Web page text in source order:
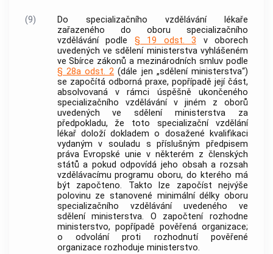
(9) Do specializačního vzdělávánílékaře
zařazeného do oboru specializačního
vzdělávánípodle § 19 odst. 3 v oborech
uvedených ve sdělení ministerstva vyhlášeném
ve Sbírce zákonů a mezinárodních smluv podle
§ 28a odst. 2 (dále jen „sdělení ministerstva“)
se započítá odborná praxe, popřípadě její část,
absolvovaná v rámci úspěšně ukončeného
specializačního vzdělávánív jiném z oborů
uvedených ve sdělení ministerstva za
předpokladu, že toto specializační vzdělání
lékař doloží dokladem o dosažené kvalifikaci
vydaným v souladu s příslušným předpisem
práva Evropské unie v některém z členských
států a pokud odpovídá jeho obsah a rozsah
vzdělávacímu programu oboru, do kterého má
být započteno. Takto lze započíst nejvýše
polovinu ze stanovené minimální délky oboru
specializačního vzděláváníuvedeného ve
sdělení ministerstva. O započtení rozhodne
ministerstvo, popřípadě pověřená organizace;
o odvolání proti rozhodnutí pověřené
organizace rozhoduje ministerstvo.